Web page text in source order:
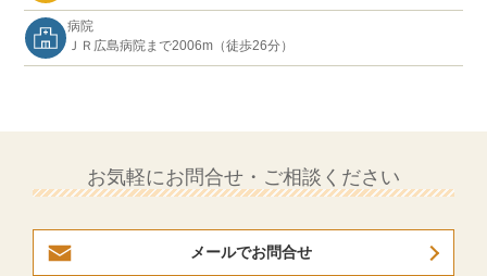
病院
ＪＲ広島病院まで2006m（徒歩26分）
お気軽にお問合せ・ご相談ください
メールでお問合せ